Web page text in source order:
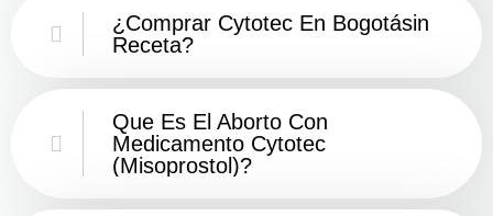
¿Comprar Cytotec En Bogotásin
Receta?
Que Es El Aborto Con
Medicamento Cytotec
(misoprostol)?